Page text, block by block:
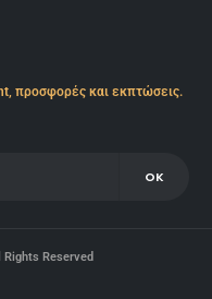
προσφορές και εκπτώσεις.
Reserved